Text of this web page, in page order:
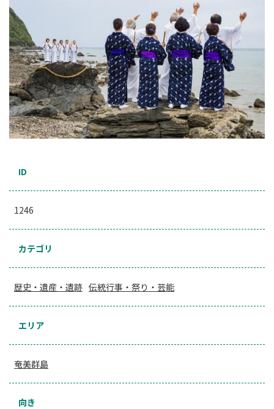
ID
1246
カテゴリ
歴史・遺産・遺跡 伝統行事・祭り・芸能
エリア
奄美群島
向き